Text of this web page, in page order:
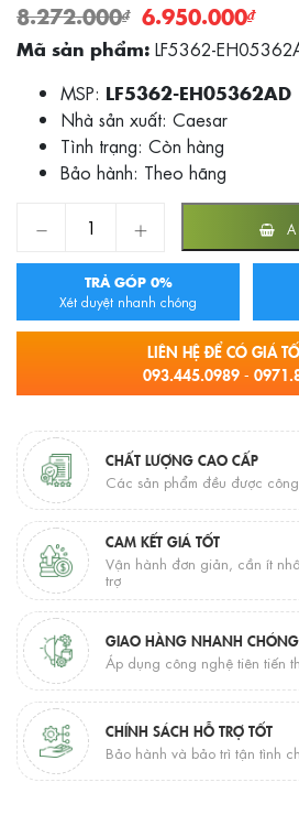
8.272.000₫ 6.950.000₫
Mã sản phẩm: LF5362-
MSP: LF5362-EH05362AD
Nhà sản xuất: Caesar
Tình trạng: Còn hàng
Bảo hành: Theo hãng
CHẬU LAVABO VÀ TỦ TREO
TRẢ GÓP 0%
Xét duyệt nhanh chóng
LIÊN HỆ ĐỂ CÓ GIÁ
093.445.0989 -
CHẤT LƯỢNG CAO CẤP
Các sản phẩm đều được
CAM KẾT GIÁ TỐT
Vận hành đơn giản, cần ít
trợ
GIAO HÀNG NHANH CHÓNG
Áp dụng công nghệ tiên tiến
CHÍNH SÁCH HỖ TRỢ TỐT
Bảo hành và bảo trì tận tình